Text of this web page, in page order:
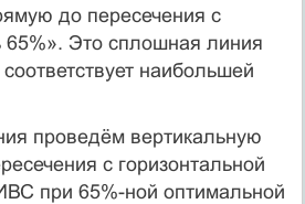
до пересечения с
Это сплошная линия
наибольшей
проведём вертикальную
с горизонтальной
при 65%-ной оптимальной